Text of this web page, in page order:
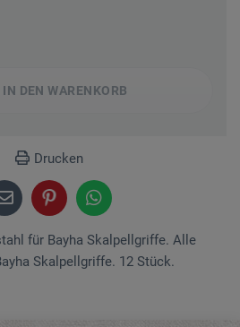
IN DEN WARENKORB
Drucken
für Bayha Skalpellgriffe. Alle
Skalpellgriffe. 12 Stück.